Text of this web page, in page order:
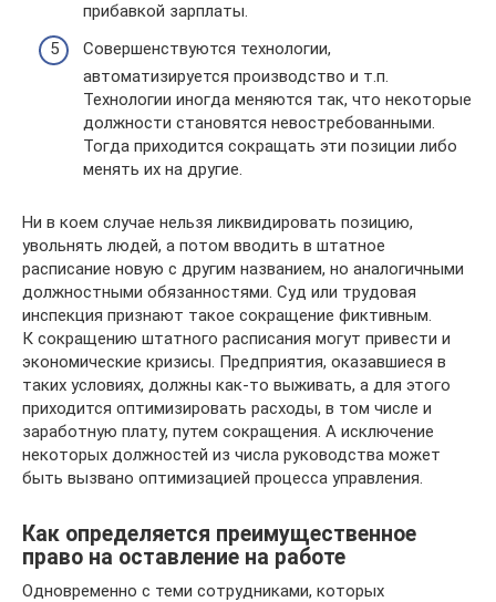
прибавкой зарплаты.
Совершенствуются технологии,
автоматизируется производство и т.п.
Технологии иногда меняются так, что некоторые
должности становятся невостребованными.
Тогда приходится сокращать эти позиции либо
менять их на другие.
Ни в коем случае нельзя ликвидировать позицию,
увольнять людей, а потом вводить в штатное
расписание новую с другим названием, но аналогичными
должностными обязанностями. Суд или трудовая
инспекция признают такое сокращение фиктивным.
К сокращению штатного расписания могут привести и
экономические кризисы. Предприятия, оказавшиеся в
таких условиях, должны как-то выживать, а для этого
приходится оптимизировать расходы, в том числе и
заработную плату, путем сокращения. А исключение
некоторых должностей из числа руководства может
быть вызвано оптимизацией процесса управления.
Как определяется преимущественное
право на оставление на работе
Одновременно с теми сотрудниками, которых